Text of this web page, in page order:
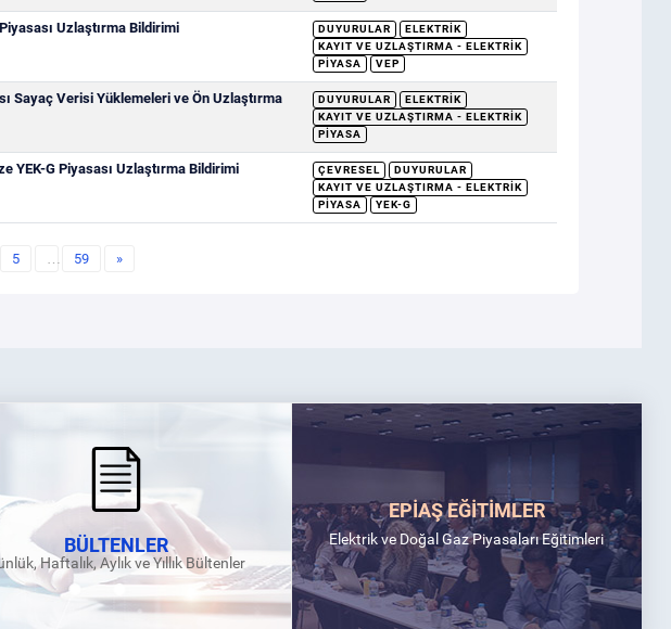
Uzlaştırma Bildirimi DUYURULAR
ELEKTRIK
KAYIT VE UZLAŞTIRMA - ELEKTRIK
PIYASA
VEP
Sayaç Verisi Yüklemeleri ve Ön Uzlaştırma
DUYURULAR
ELEKTRIK
KAYIT VE UZLAŞTIRMA - ELEKTRIK
PIYASA
YEK-G Piyasası Uzlaştırma Bildirimi ÇEVRESEL
DUYURULAR
KAYIT VE UZLAŞTIRMA - ELEKTRIK
PIYASA
YEK-G
5 … 59 »
BÜLTENLER
Haftalık, Aylık ve Yıllık Bültenler
EPİAŞ EĞİTİMLER
Elektrik ve Doğal Gaz Piyasaları Eğitimleri